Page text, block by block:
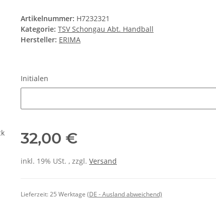
Artikelnummer: H7232321
Kategorie: TSV Schongau Abt. Handball
Hersteller: ERIMA
Initialen
32,00 €
inkl. 19% USt. , zzgl. Versand
Lieferzeit:25 Werktage (DE - Ausland abweichend)